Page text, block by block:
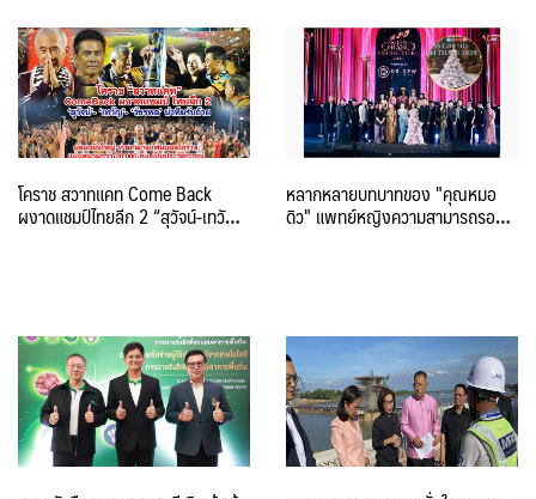
ทำแปลงนาข้าวสาธิต นำนวัตกรรมโด
รนมาใช้ทำเกษตร สามารถลดต้นทุนนา
ข้าวไร่ละกว่า 5,000 บาท เพิ่มผลผลิต
อีกเท่าตัว ลุยขยายสู่ชุมชน
โคราช สวาทแคท Come Back
ผงาดแชมป์ไทยลีก 2 “สุวัจน์-เทวัญ-
วัชรพล” นำทีมรับถ้วย ฉลองยิ่ง
หลากหลายบทบาทของ "คุณหมอ
ดิว" แพทย์หญิงความสามารถรอบ